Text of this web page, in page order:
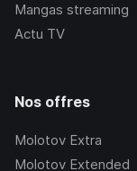
Mangas streaming
Actu TV
Nos offres
Molotov Extra
Molotov Extended